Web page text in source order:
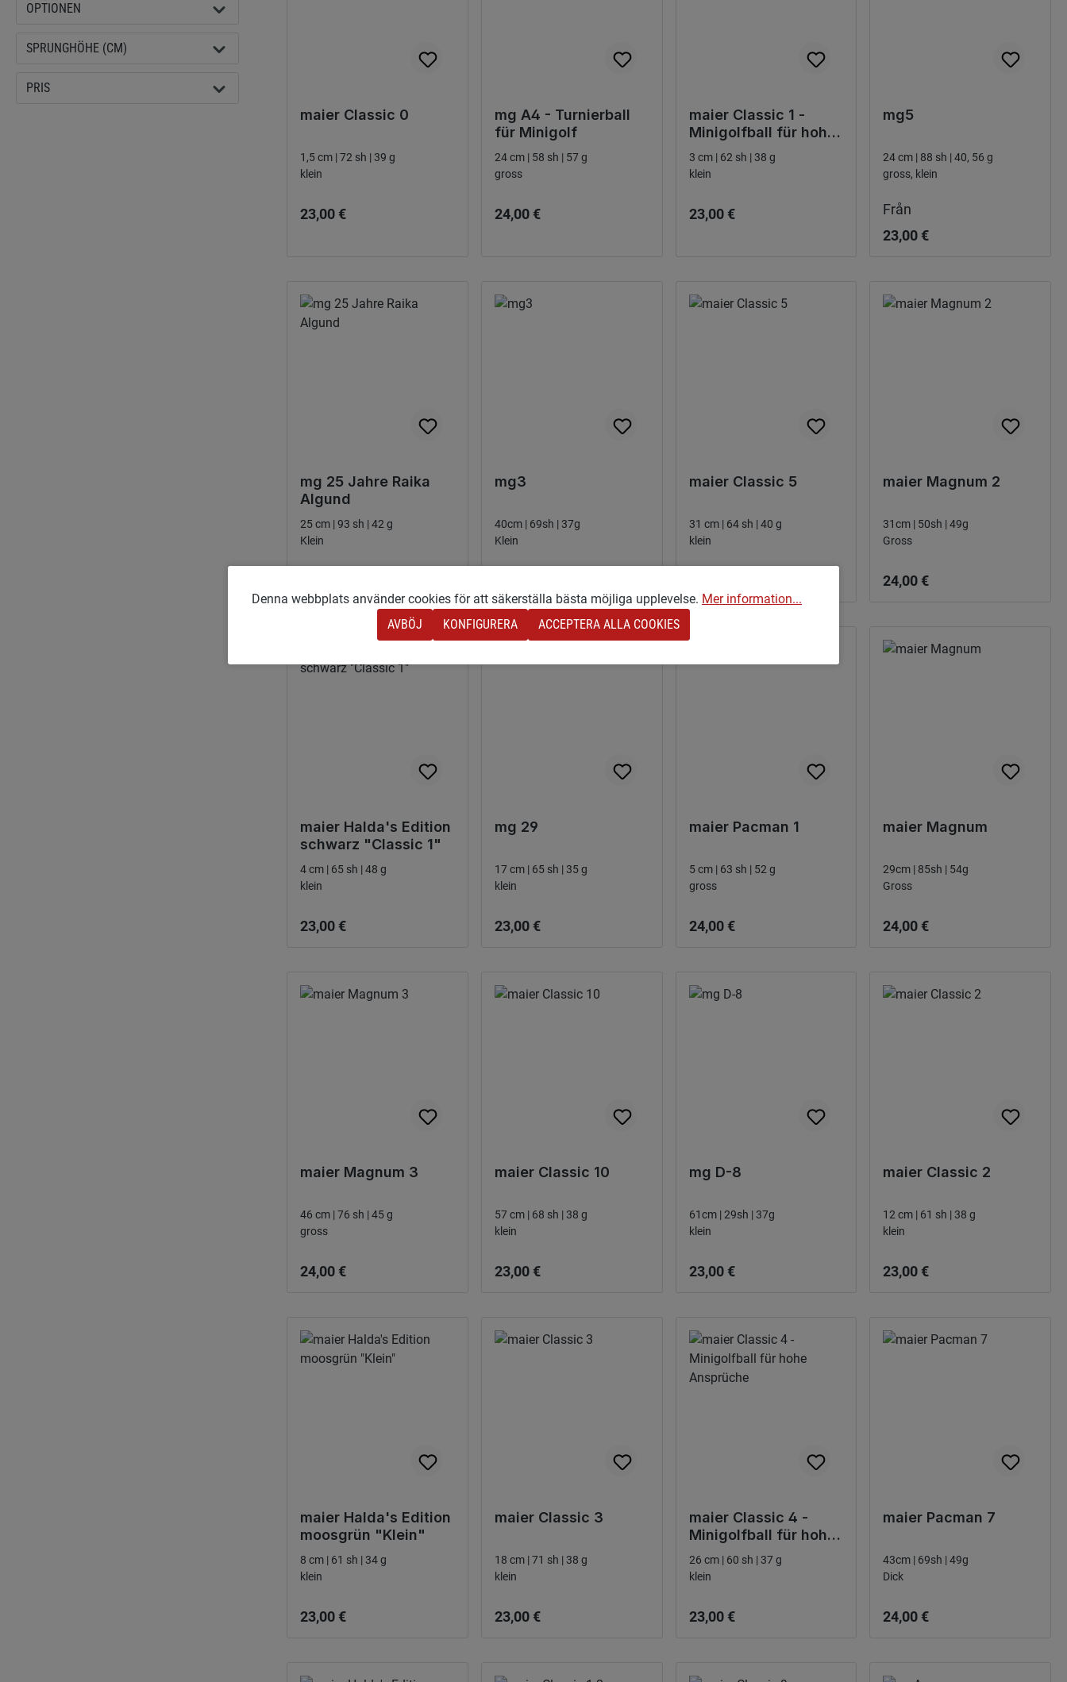
OPTIONEN
SPRUNGHÖHE (CM)
PRIS
maier Classic 0
1,5 cm | 72 sh | 39 g
klein
23,00 €
mg A4 - Turnierball
für Minigolf
24 cm | 58 sh | 57 g
gross
24,00 €
maier Classic 1 -
Minigolfball für hohe
Ansprüche
3 cm | 62 sh | 38 g
klein
23,00 €
mg5
24 cm | 88 sh | 40, 56 g
gross, klein
Från
23,00 €
mg 25 Jahre Raika
Algund
25 cm | 93 sh | 42 g
Klein
mg3
40cm | 69sh | 37g
Klein
maier Classic 5
31 cm | 64 sh | 40 g
klein
maier Magnum 2
31cm | 50sh | 49g
Gross
24,00 €
maier Halda's Edition
schwarz "Classic 1"
4 cm | 65 sh | 48 g
klein
23,00 €
mg 29
17 cm | 65 sh | 35 g
klein
23,00 €
maier Pacman 1
5 cm | 63 sh | 52 g
gross
24,00 €
maier Magnum
29cm | 85sh | 54g
Gross
24,00 €
maier Magnum 3
46 cm | 76 sh | 45 g
gross
24,00 €
maier Classic 10
57 cm | 68 sh | 38 g
klein
23,00 €
mg D-8
61cm | 29sh | 37g
klein
23,00 €
maier Classic 2
12 cm | 61 sh | 38 g
klein
23,00 €
maier Halda's Edition
moosgrün "Klein"
8 cm | 61 sh | 34 g
klein
23,00 €
maier Classic 3
18 cm | 71 sh | 38 g
klein
23,00 €
maier Classic 4 -
Minigolfball für hohe
Ansprüche
26 cm | 60 sh | 37 g
klein
23,00 €
maier Pacman 7
43cm | 69sh | 49g
Dick
24,00 €
Denna webbplats använder cookies för att säkerställa bästa möjliga upplevelse. Mer information...
AVBÖJ
KONFIGURERA ACCEPTERA ALLA COOKIES